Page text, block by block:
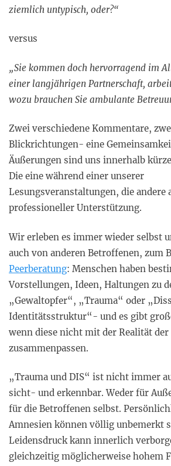
ziemlich untypisch, oder?“
versus
„Sie kommen doch hervorragend im
einer langjährigen Partnerschaft,
wozu brauchen Sie ambulante
Zwei verschiedene Kommentare,
Blickrichtungen- eine
Äußerungen sind uns innerhalb
Die eine während einer unserer
Lesungsveranstaltungen, die andere
professioneller Unterstützung.
Wir erleben es immer wieder selbst
auch von anderen Betroffenen, zum
Peerberatung: Menschen haben
Vorstellungen, Ideen, Haltungen zu
„Gewaltopfer“, „Trauma“ oder
Identitätsstruktur“- und es gibt
wenn diese nicht mit der Realität
zusammenpassen.
„Trauma und DIS“ ist nicht immer
sicht- und erkennbar. Weder für
für die Betroffenen selbst.
Amnesien können völlig unbemerkt
Leidensdruck kann innerlich
gleichzeitig möglicherweise hohem